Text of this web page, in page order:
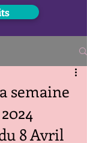
semaine
8 Avril